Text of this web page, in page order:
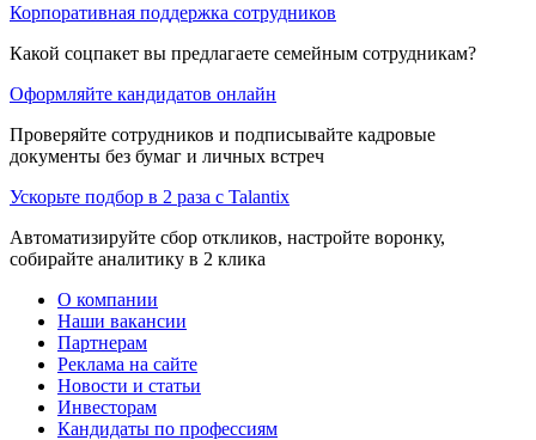
Корпоративная поддержка сотрудников
Какой соцпакет вы предлагаете семейным сотрудникам?
Оформляйте кандидатов онлайн
Проверяйте сотрудников и подписывайте кадровые
документы без бумаг и личных встреч
Ускорьте подбор в 2 раза с Talantix
Автоматизируйте сбор откликов, настройте воронку,
собирайте аналитику в 2 клика
О компании
Наши вакансии
Партнерам
Реклама на сайте
Новости и статьи
Инвесторам
Кандидаты по профессиям